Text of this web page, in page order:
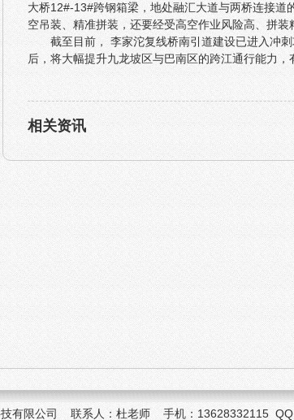
大桥12#-13#跨钢箱梁，地处融汇大道与两桥连接道
空吊装、精准拼装，还要经受高空作业风险高、拼装
截至目前， 李家沱复线桥南引道建设已进入冲
后，将大幅提升九龙坡区与巴南区的跨江通行能力
相关资讯
技有限公司 联系人：杜老师 手机：13628332115